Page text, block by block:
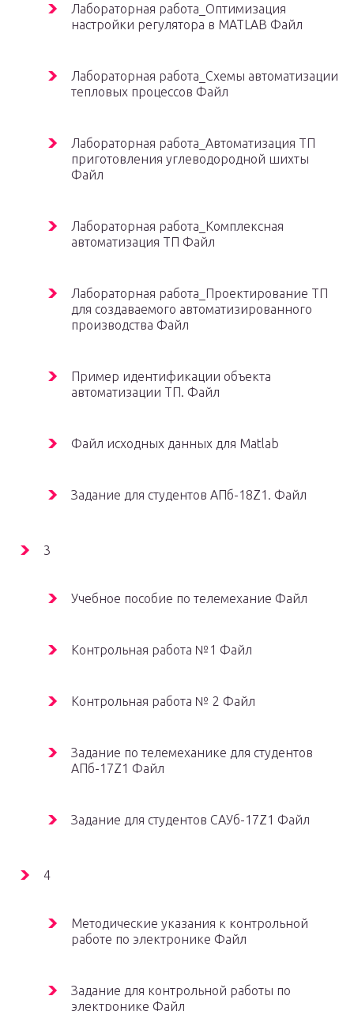
Лабораторная работа_Оптимизация
настройки регулятора в MATLAB Файл
Лабораторная работа_Схемы автоматизации
тепловых процессов Файл
Лабораторная работа_Автоматизация ТП
приготовления углеводородной шихты
Файл
Лабораторная работа_Комплексная
автоматизация ТП Файл
Лабораторная работа_Проектирование ТП
для создаваемого автоматизированного
производства Файл
Пример идентификации объекта
автоматизации ТП. Файл
Файл исходных данных для Matlab
Задание для студентов АПб-18Z1. Файл
3
Учебное пособие по телемехание Файл
Контрольная работа №1 Файл
Контрольная работа № 2 Файл
Задание по телемеханике для студентов
АПб-17Z1 Файл
Задание для студентов САУб-17Z1 Файл
4
Методические указания к контрольной
работе по электронике Файл
Задание для контрольной работы по
электронике Файл